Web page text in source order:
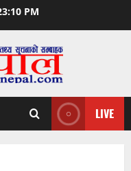
PM
LIVE